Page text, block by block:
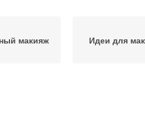
макияж Идеи для